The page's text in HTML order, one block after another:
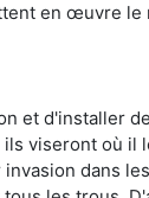
en œuvre
et d'installer
viseront où
dans